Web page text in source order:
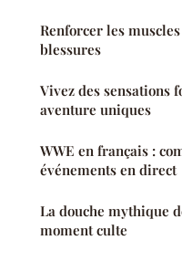
Renforcer les
blessures
Vivez des sensations
aventure uniques
WWE en français :
événements en direct
La douche mythique
moment culte